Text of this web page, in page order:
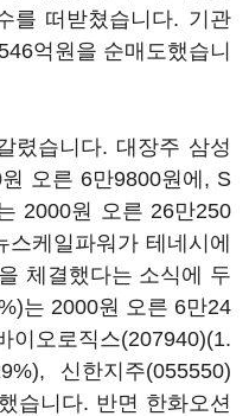
를 떠받쳤습니다. 기관
억원을 순매도했습니
렸습니다. 대장주 삼성
오른 6만9800원에, S
2000원 오른 26만250
케일파워가 테네시에
체결했다는 소식에 두
는 2000원 오른 6만24
이오로직스(207940)(1.
신한지주(055550)
습니다. 반면 한화오션